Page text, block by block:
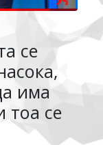
се
има
тоа се